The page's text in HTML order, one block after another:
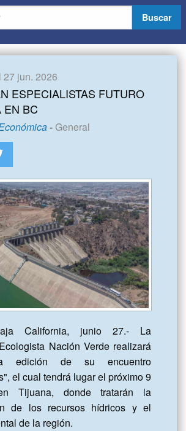
Buscar
jun. 2026
ESPECIALISTAS FUTURO
EN BC
-General
California, junio 27.- La
Nación Verde realizará
edición de su encuentro
el cual tendrá lugar el próximo 9
Tijuana, donde tratarán la
de los recursos hídricos y el
de la región.